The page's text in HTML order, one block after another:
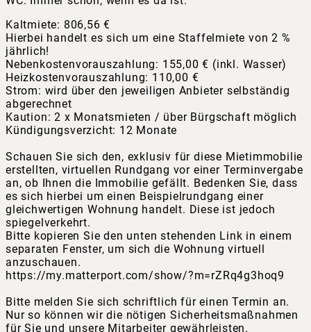
Kaltmiete: 806,56 €
Hierbei handelt es sich um eine Staffelmiete von 2 %
jährlich!
Nebenkostenvorauszahlung: 155,00 € (inkl. Wasser)
Heizkostenvorauszahlung: 110,00 €
Strom: wird über den jeweiligen Anbieter selbständig
abgerechnet
Kaution: 2 x Monatsmieten / über Bürgschaft möglich
Kündigungsverzicht: 12 Monate
Schauen Sie sich den, exklusiv für diese Mietimmobilie
erstellten, virtuellen Rundgang vor einer Terminvergabe
an, ob Ihnen die Immobilie gefällt. Bedenken Sie, dass
es sich hierbei um einen Beispielrundgang einer
gleichwertigen Wohnung handelt. Diese ist jedoch
spiegelverkehrt.
Bitte kopieren Sie den unten stehenden Link in einem
separaten Fenster, um sich die Wohnung virtuell
anzuschauen.
https://my.matterport.com/show/?m=rZRq4g3hoq9
Bitte melden Sie sich schriftlich für einen Termin an.
Nur so können wir die nötigen Sicherheitsmaßnahmen
für Sie und unsere Mitarbeiter gewährleisten.